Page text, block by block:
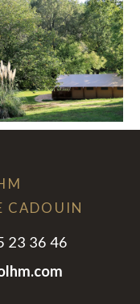
CADOUIN
23 36 46